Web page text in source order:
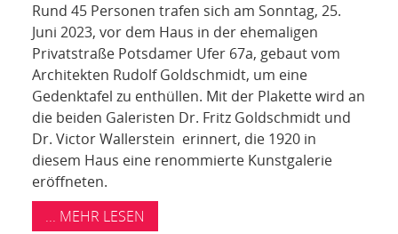
KONTAKT
Rund 45 Personen trafen sich am Sonntag, 25.
Juni 2023, vor dem Haus in der ehemaligen
Privatstraße Potsdamer Ufer 67a, gebaut vom
Architekten Rudolf Goldschmidt, um eine
Gedenktafel zu enthüllen. Mit der Plakette wird an
die beiden Galeristen Dr. Fritz Goldschmidt und
Dr. Victor Wallerstein erinnert, die 1920 in
diesem Haus eine renommierte Kunstgalerie
eröffneten.
... MEHR LESEN